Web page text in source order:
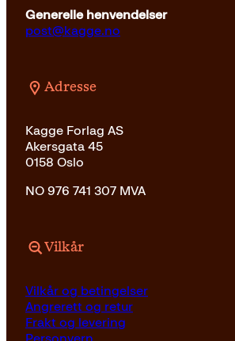
Generelle henvendelser
post@kagge.no
Adresse
Kagge Forlag AS
Akersgata 45
0158 Oslo
NO 976 741 307 MVA
Vilkår
Vilkår og betingelser
Angrerett og retur
Frakt og levering
Personvern